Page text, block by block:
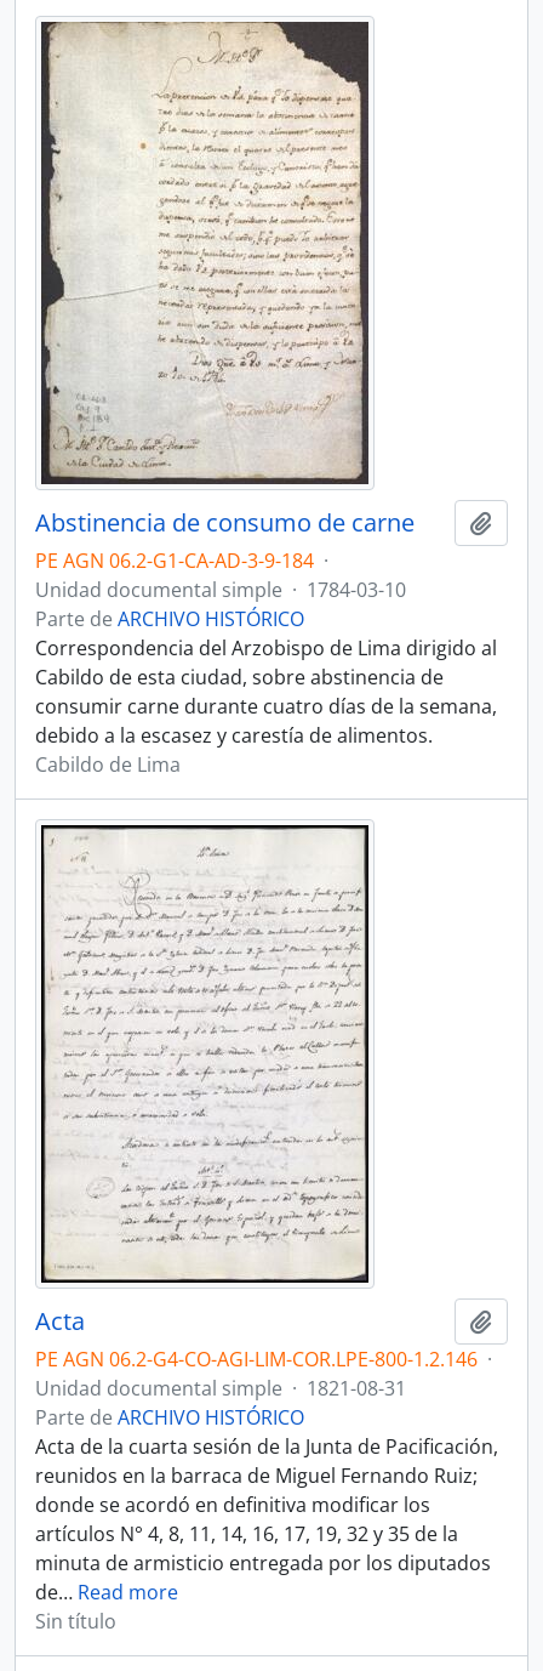
Abstinencia de consumo de carne
PE AGN 06.2-G1-CA-AD-3-9-184 ·
Unidad documental simple · 1784-03-10
Parte de ARCHIVO HISTÓRICO
Correspondencia del Arzobispo de Lima dirigido al
Cabildo de esta ciudad, sobre abstinencia de
consumir carne durante cuatro días de la semana,
debido a la escasez y carestía de alimentos.
Cabildo de Lima
Acta
PE AGN 06.2-G4-CO-AGI-LIM-COR.LPE-800-1.2.146 ·
Unidad documental simple · 1821-08-31
Parte de ARCHIVO HISTÓRICO
Acta de la cuarta sesión de la Junta de Pacificación,
reunidos en la barraca de Miguel Fernando Ruiz;
donde se acordó en definitiva modificar los
artículos N° 4, 8, 11, 14, 16, 17, 19, 32 y 35 de la
minuta de armisticio entregada por los diputados
de… Read more
Sin título